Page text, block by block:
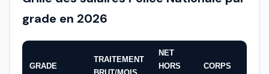
grade en 2026
GRADE
TRAITEMENT
NET
HORS
CORPS